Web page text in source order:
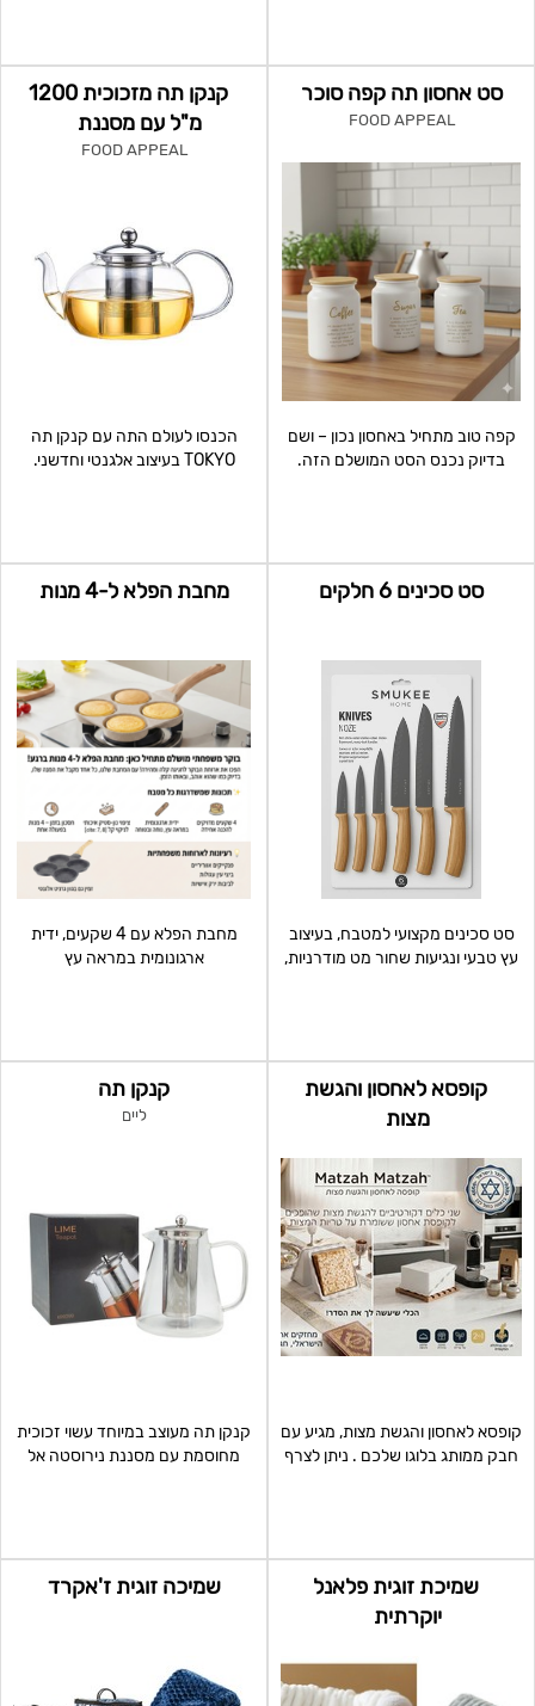
סט אחסון תה קפה סוכר
FOOD APPEAL
קפה טוב מתחיל באחסון נכון – ושם
בדיוק נכנס הסט המושלם הזה.
קנקן תה מזכוכית 1200
מ"ל עם מסננת
FOOD APPEAL
הכנסו לעולם התה עם קנקן תה
TOKYO בעיצוב אלגנטי וחדשני.
סט סכינים 6 חלקים
סט סכינים מקצועי למטבח, בעיצוב
עץ טבעי ונגיעות שחור מט מודרניות,
מחבת הפלא ל-4 מנות
מחבת הפלא עם 4 שקעים, ידית
ארגונומית במראה עץ
קופסא לאחסון והגשת
מצות
קופסא לאחסון והגשת מצות, מגיע עם
חבק ממותג בלוגו שלכם . ניתן לצרף
קנקן תה
ליים
קנקן תה מעוצב במיוחד עשוי זכוכית
מחוסמת עם מסננת נירוסטה אל
שמיכת זוגית פלאנל
יוקרתית
שמיכה זוגית ז'אקרד